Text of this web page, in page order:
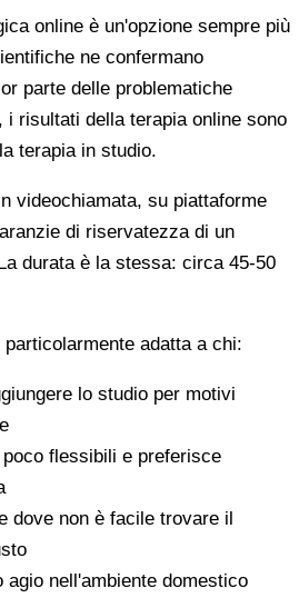
online è un'opzione sempre più
ne confermano
parte delle problematiche
i risultati della terapia online sono
terapia in studio.
videochiamata, su piattaforme
di riservatezza di un
durata è la stessa: circa 45-50
adatta a chi:
lo studio per motivi
flessibili e preferisce
dove non è facile trovare il
agio nell'ambiente domestico